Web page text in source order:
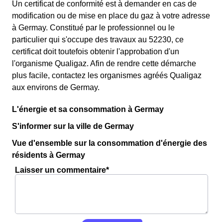
Un certificat de conformité est à demander en cas de
modification ou de mise en place du gaz à votre adresse
à Germay. Constitué par le professionnel ou le
particulier qui s'occupe des travaux au 52230, ce
certificat doit toutefois obtenir l'approbation d'un
l'organisme Qualigaz. Afin de rendre cette démarche
plus facile, contactez les organismes agréés Qualigaz
aux environs de Germay.
L'énergie et sa consommation à Germay
S'informer sur la ville de Germay
Vue d'ensemble sur la consommation d'énergie des
résidents à Germay
Laisser un commentaire*